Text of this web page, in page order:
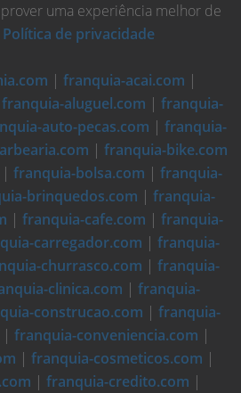
uma experiência melhor de
Política de privacidade
| franquia-acai.com |
franquia-aluguel.com | franquia-
auto-pecas.com | franquia-
| franquia-bike.com
| franquia-bolsa.com | franquia-
brinquedos.com | franquia-
| franquia-cafe.com | franquia-
carregador.com | franquia-
churrasco.com | franquia-
clinica.com | franquia-
construcao.com | franquia-
| franquia-conveniencia.com |
| franquia-cosmeticos.com |
| franquia-credito.com |